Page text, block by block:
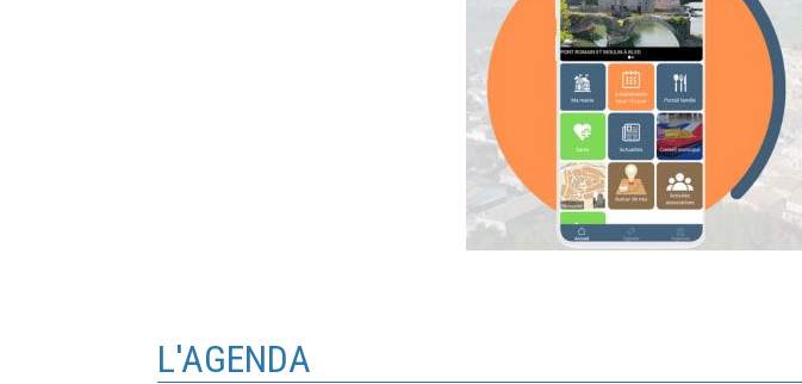
L'AGENDA